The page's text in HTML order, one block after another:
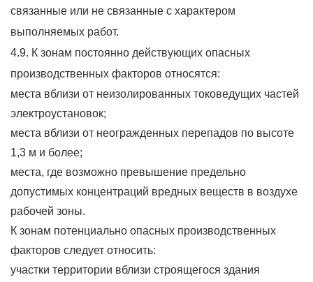
связанные или не связанные с характером
выполняемых работ.
4.9. К зонам постоянно действующих опасных
производственных факторов относятся:
места вблизи от неизолированных токоведущих частей
электроустановок;
места вблизи от неогражденных перепадов по высоте
1,3 м и более;
места, где возможно превышение предельно
допустимых концентраций вредных веществ в воздухе
рабочей зоны.
К зонам потенциально опасных производственных
факторов следует относить:
участки территории вблизи строящегося здания